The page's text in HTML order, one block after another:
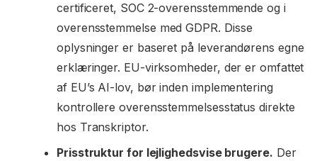
certificeret, SOC 2-overensstemmende og i
overensstemmelse med GDPR. Disse
oplysninger er baseret på leverandørens egne
erklæringer. EU-virksomheder, der er omfattet
af EU’s AI-lov, bør inden implementering
kontrollere overensstemmelsesstatus direkte
hos Transkriptor.
Prisstruktur for lejlighedsvise brugere. Der